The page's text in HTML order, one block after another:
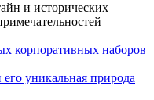
и исторических
корпоративных наборов
уникальная природа